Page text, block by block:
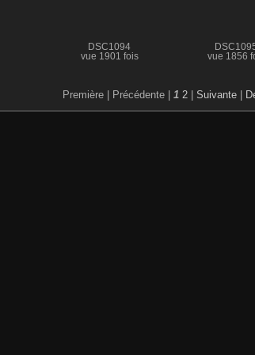
DSC1094
vue 1901 fois
vue 1856
Première | Précédente | 1 2 | Suivante |